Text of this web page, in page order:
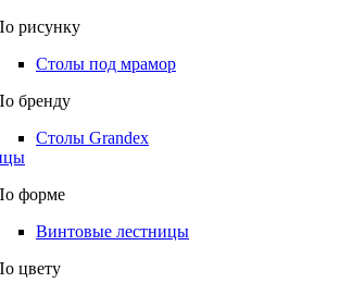
рисунку
Столы под мрамор
бренду
Столы Grandex
форме
Винтовые лестницы
цвету